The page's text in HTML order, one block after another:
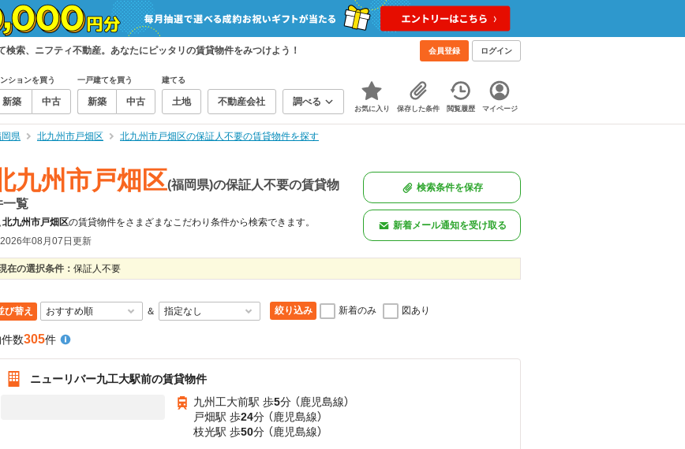
索、ニフティ不動産。あなたにピッタリの賃貸物件をみつけよう！ 会員登録 ログイン
ションを買う
新築 中古
一戸建てを買う
新築 中古
建てる
土地 不動産会社 調べる
お気に入り 保存した条件 閲覧履歴 マイページ
県 北九州市戸畑区 北九州市戸畑区の保証人不要の賃貸物件を探す
九州市戸畑区(福岡県)の保証人不要の賃貸物
一覧
北九州市戸畑区の賃貸物件をさまざまなこだわり条件から検索できます。
2026年08月07日更新
検索条件を保存
新着メール通知を受け取る
在の選択条件： 保証人不要
び替え ＆ 絞り込み 新着のみ 図あり
数305件
ニューリバー九工大駅前の賃貸物件
九州工大前駅 歩5分 （鹿児島線）
戸畑駅 歩24分 （鹿児島線）
枝光駅 歩50分 （鹿児島線）